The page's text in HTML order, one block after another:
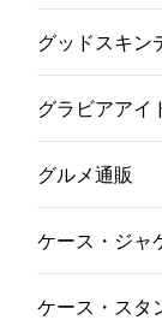
グッドスキン
グラビアアイ
グルメ通販
ケース・ジャ
ケース・スタ